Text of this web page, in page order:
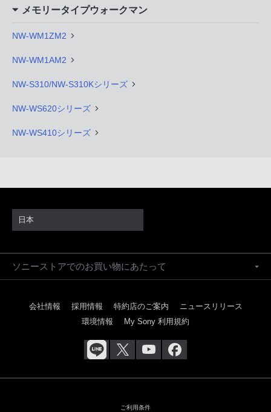
メモリータイプウォークマン
NW-WM1ZM2
NW-WM1AM2
NW-S310/NW-S310Kシリーズ
NW-WS620シリーズ
NW-WS410シリーズ
日本
ソニーストアでのお買い物にあたって
会社情報 採用情報 特約店のご案内
ニュースリリース
環境情報
My Sony 利用規約
ご利用条件